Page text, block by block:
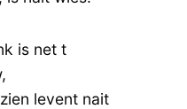
is net t
levent nait